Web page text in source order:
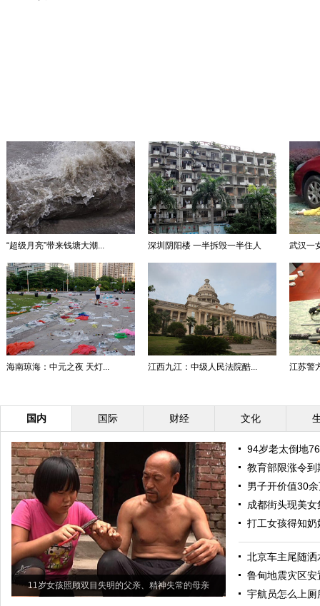
“超级月亮”带来钱塘大潮... 深圳阴阳楼 一半拆毁一半住人 武汉一
海南琼海：中元之夜 天灯... 江西九江：中级人民法院酷... 江苏警
国内 国际 财经 文化
11岁女孩照顾双目失明的父亲、精神失常的母亲
94岁老太倒地
教育部限涨令
男子开价值30
成都街头现美
打工女孩得知
北京车主尾随洒
鲁甸地震灾区
宇航员怎么上